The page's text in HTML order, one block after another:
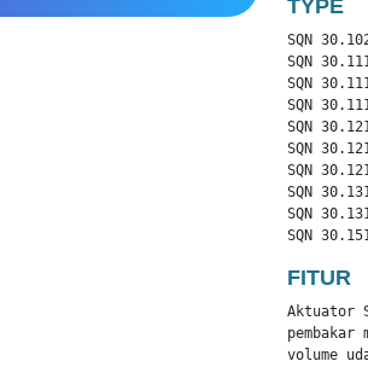
TYPE
SQN
SQN
SQN
SQN
SQN
SQN
SQN
SQN
SQN
SQN
FITUR
Aktuator
volume